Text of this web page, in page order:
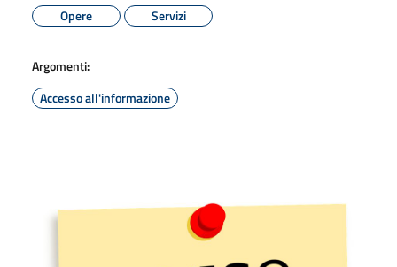
Opere
Servizi
Argomenti:
Accesso all'informazione